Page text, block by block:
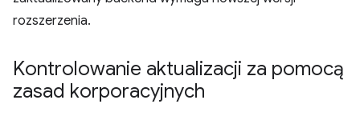
rozszerzenia.
Kontrolowanie aktualizacji za pomocą
zasad korporacyjnych